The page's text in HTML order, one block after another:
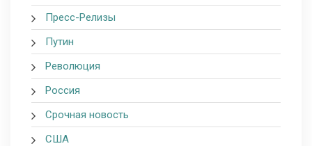
Пресс-Релизы
Путин
Революция
Россия
Срочная новость
США